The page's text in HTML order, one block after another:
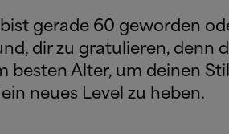
bist gerade 60 geworden
dir zu gratulieren, denn
besten Alter, um deinen
neues Level zu heben.